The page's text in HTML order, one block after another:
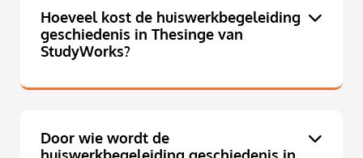
Hoeveel kost de huiswerkbegeleiding
geschiedenis in Thesinge van
StudyWorks?
Door wie wordt de